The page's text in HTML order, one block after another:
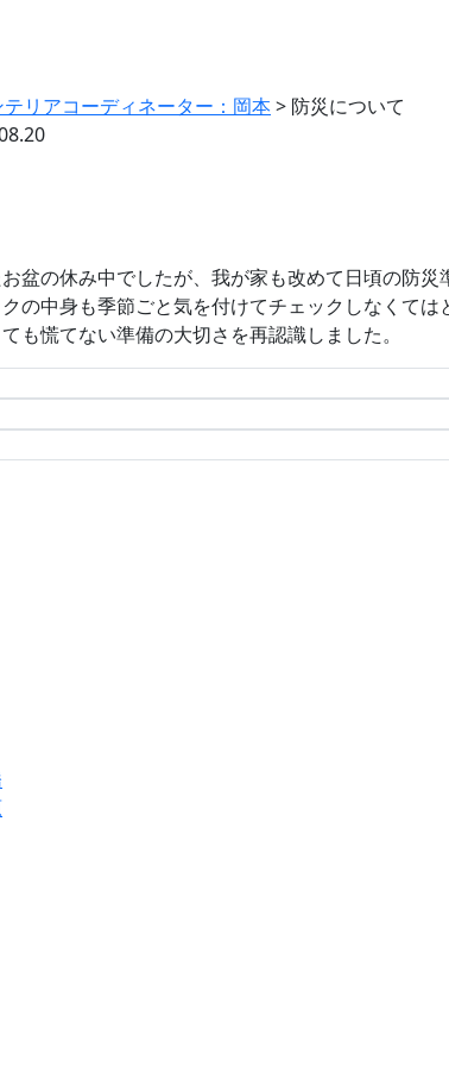
テリアコーディネーター：岡本> 防災について
盆の休み中でしたが、我が家も改めて日頃の防
の中身も季節ごと気を付けてチェックしなくて
も慌てない準備の大切さを再認識しました。